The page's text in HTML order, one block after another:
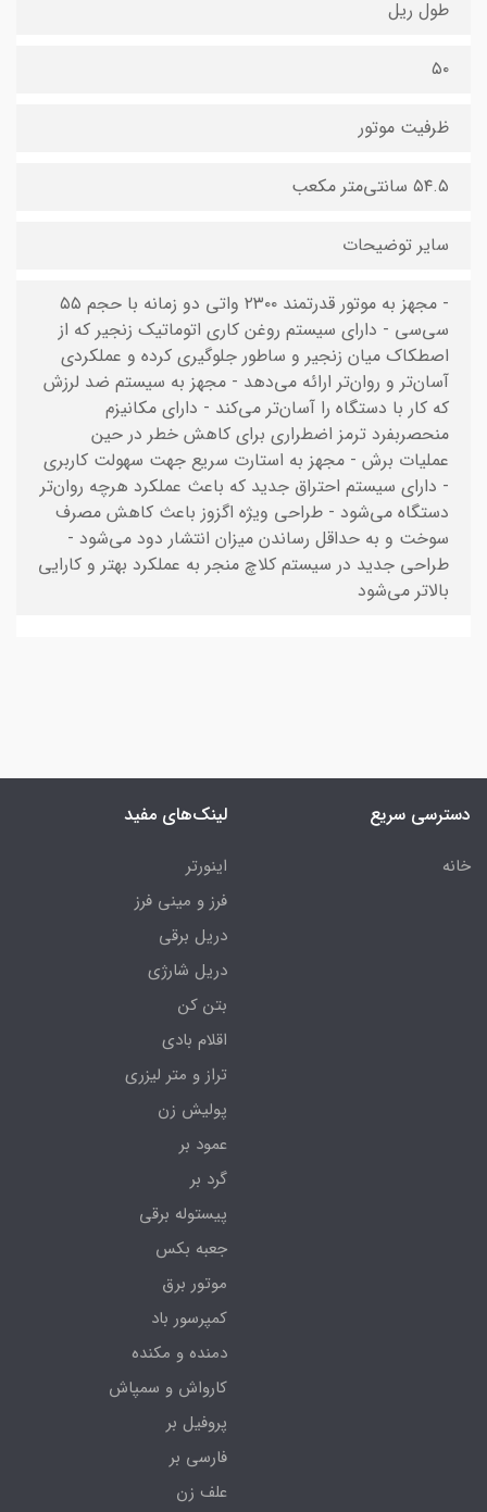
طول ریل
۵۰
ظرفیت موتور
۵۴.۵ سانتی‌متر مکعب
سایر توضیحات
- مجهز به موتور قدرتمند ۲۳۰۰ واتی دو زمانه با حجم ۵۵
سی‌سی - دارای سیستم روغن کاری اتوماتیک زنجیر که از
اصطکاک میان زنجیر و ساطور جلوگیری کرده و عملکردی
آسان‌تر و روان‌تر ارائه می‌دهد - مجهز به سیستم ضد لرزش
که کار با دستگاه را آسان‌تر می‌کند - دارای مکانیزم
منحصربفرد ترمز اضطراری برای کاهش خطر در حین
عملیات برش - مجهز به استارت سریع جهت سهولت کاربری
- دارای سیستم احتراق جدید که باعث عملکرد هرچه روان‌تر
دستگاه می‌شود - طراحی ویژه اگزوز باعث کاهش مصرف
سوخت و به حداقل رساندن میزان انتشار دود می‌شود -
طراحی جدید در سیستم کلاچ منجر به عملکرد بهتر و کارایی
بالاتر می‌شود
دسترسی سریع
خانه
لینک‌های مفید
اینورتر
فرز و مینی فرز
دریل برقی
دریل شارژی
بتن کن
اقلام بادی
تراز و متر لیزری
پولیش زن
عمود بر
گرد بر
پیستوله برقی
جعبه بکس
موتور برق
کمپرسور باد
دمنده و مکنده
کارواش و سمپاش
پروفیل بر
فارسی بر
علف زن